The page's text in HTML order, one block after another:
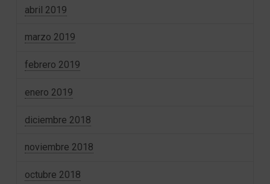
abril 2019
marzo 2019
febrero 2019
enero 2019
diciembre 2018
noviembre 2018
octubre 2018